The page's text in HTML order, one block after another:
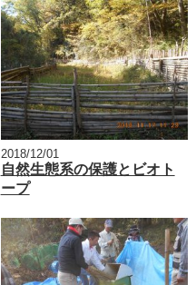
2018/12/01
自然生態系の保護とビオト
ープ